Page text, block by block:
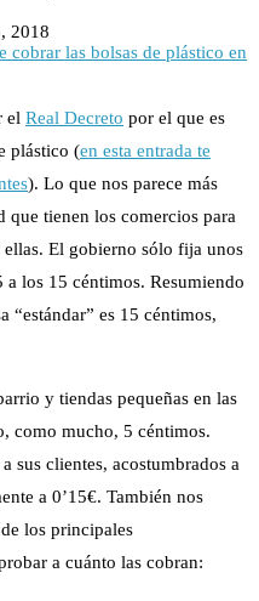
2018
el Real Decreto por el que es
plástico (en esta entrada te
). Lo que nos parece más
que tienen los comercios para
El gobierno sólo fija unos
a los 15 céntimos. Resumiendo
“estándar” es 15 céntimos,
y tiendas pequeñas en las
como mucho, 5 céntimos.
sus clientes, acostumbrados a
a 0’15€. También nos
los principales
a cuánto las cobran: